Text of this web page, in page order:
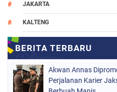
JAKARTA
KALTENG
NASIONAL
ORGANISASI
Akwan Annas
Perjalanan Karier